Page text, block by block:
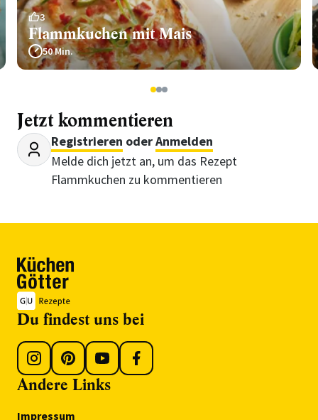
3
Flammkuchen mit Mais
50 Min.
123
Jetzt kommentieren
Registrieren oderAnmelden
Melde dich jetzt an, um das Rezept
Flammkuchen zu kommentieren
Du findest uns bei
Andere Links
Impressum